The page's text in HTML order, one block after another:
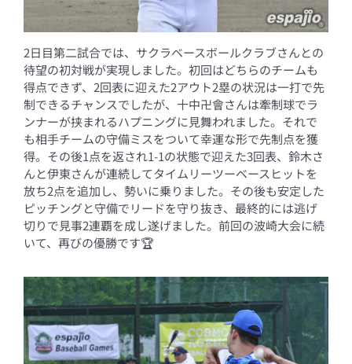
2日目第二試合では、サクラベースボールクラブさんとの
待望の初対戦が実現しました。初回はどちらのチームも
得点できず、2回表に迎えた2アウト2塁の状況は一打で先
制できるチャンスでしたが、十中卍會さんは牽制球でラ
ンナーが挟まれるハプニングに見舞われました。それで
も相手チームの守備ミスをついて幸運な形で先制点を獲
得。その後1点を返され1-1の状態で迎えた3回表、鈴木さ
んと伊東さんが連続してタイムリーツーベースヒットを
放ち2点を追加し、勢いに乗りました。その後も安定した
ピッチングと守備でリードを守り抜き、最終的には逃げ
切りで見事2連覇を成し遂げました。前回の波崎大会に続
いて、再びの優勝です🏆